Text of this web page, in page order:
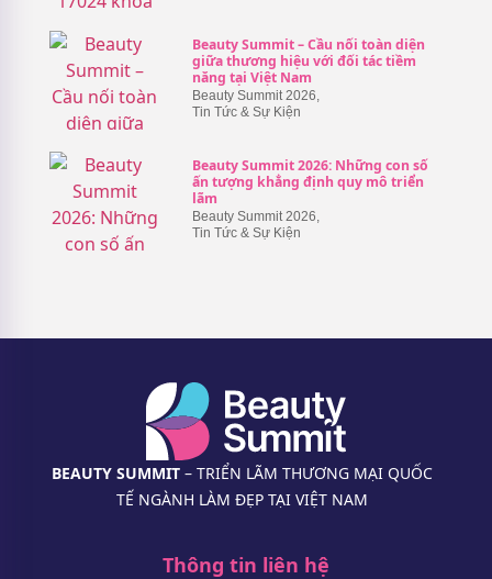
Beauty Summit – Cầu nối toàn diện
giữa thương hiệu với đối tác tiềm
năng tại Việt Nam
Beauty Summit 2026,
Tin Tức & Sự Kiện
Beauty Summit 2026: Những con số
ấn tượng khẳng định quy mô triển
lãm
Beauty Summit 2026,
Tin Tức & Sự Kiện
BEAUTY SUMMIT– TRIỂN LÃM THƯƠNG MẠI QUỐC
TẾ NGÀNH LÀM ĐẸP TẠI VIỆT NAM
Thông tin liên hệ